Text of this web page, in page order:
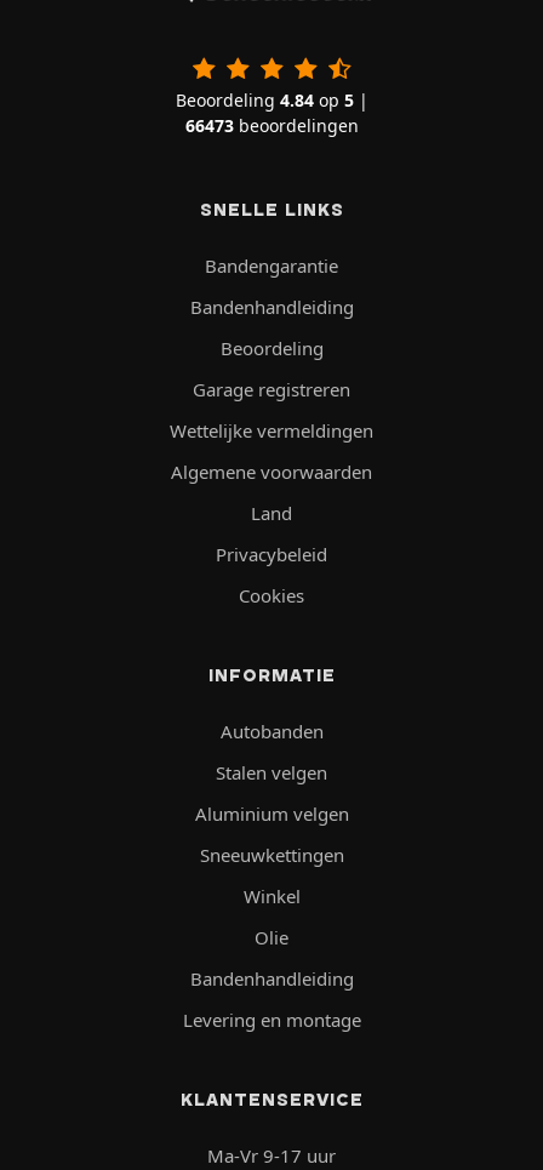
Beoordeling 4.84op 5|
66473beoordelingen
SNELLE LINKS
Bandengarantie
Bandenhandleiding
Beoordeling
Garage registreren
Wettelijke vermeldingen
Algemene voorwaarden
Land
Privacybeleid
Cookies
INFORMATIE
Autobanden
Stalen velgen
Aluminium velgen
Sneeuwkettingen
Winkel
Olie
Bandenhandleiding
Levering en montage
KLANTENSERVICE
Ma-Vr 9-17 uur